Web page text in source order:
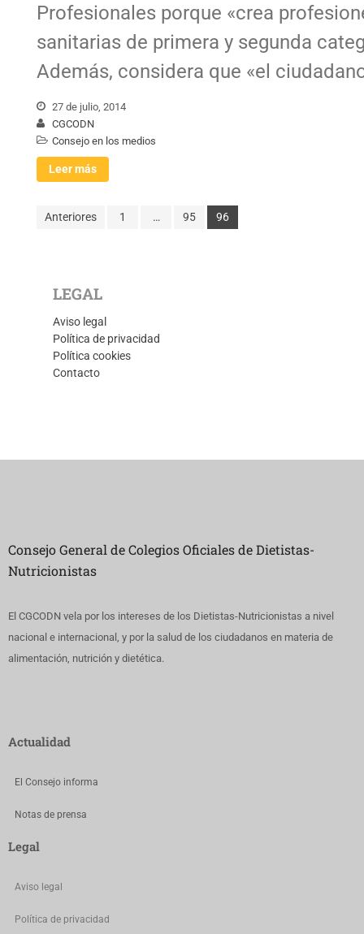
Profesionales porque «crea
sanitarias de primera y segunda
Además, considera que «el
27 de julio, 2014
CGCODN
Consejo en los medios
Leer más
Anteriores 1 … 95 96
LEGAL
Aviso legal
Política de privacidad
Política cookies
Contacto
Consejo General de Colegios Oficiales de Dietistas-
Nutricionistas
El CGCODN vela por los intereses de los Dietistas-Nutricionistas a nivel
nacional e internacional, y por la salud de los ciudadanos en materia de
alimentación, nutrición y dietética.
Actualidad
El Consejo informa
Notas de prensa
Legal
Aviso legal
Política de privacidad